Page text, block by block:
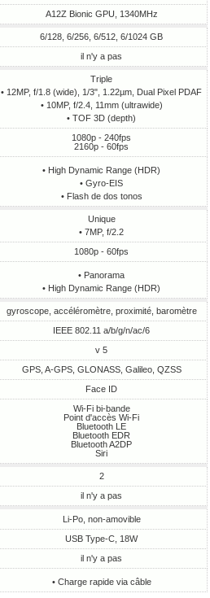
A12Z Bionic GPU, 1340MHz
6/128, 6/256, 6/512, 6/1024 GB
il n'y a pas
Triple
• 12MP, f/1.8 (wide), 1/3", 1.22µm, Dual Pixel PDAF
• 10MP, f/2.4, 11mm (ultrawide)
• TOF 3D (depth)
1080p - 240fps
2160p - 60fps
• High Dynamic Range (HDR)
• Gyro-EIS
• Flash de dos tonos
Unique
• 7MP, f/2.2
1080p - 60fps
• Panorama
• High Dynamic Range (HDR)
gyroscope, accéléromètre, proximité, baromètre
IEEE 802.11 a/b/g/n/ac/6
v 5
GPS, A-GPS, GLONASS, Galileo, QZSS
Face ID
Wi-Fi bi-bande
Point d'accès Wi-Fi
Bluetooth LE
Bluetooth EDR
Bluetooth A2DP
Siri
2
il n'y a pas
Li-Po, non-amovible
USB Type-C, 18W
il n'y a pas
• Charge rapide via câble